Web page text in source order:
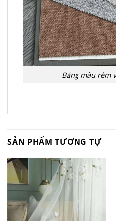
Bảng màu rèm
SẢN PHẨM TƯƠNG TỰ